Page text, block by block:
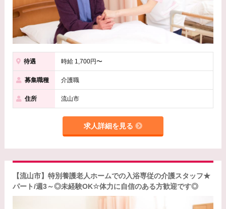
待遇 時給 1,700円〜
募集職種 介護職
住所 流山市
求人詳細を見る
【流山市】特別養護老人ホームでの入浴専従の介護スタッフ★
パート/週3～◎未経験OK☆体力に自信のある方歓迎です◎